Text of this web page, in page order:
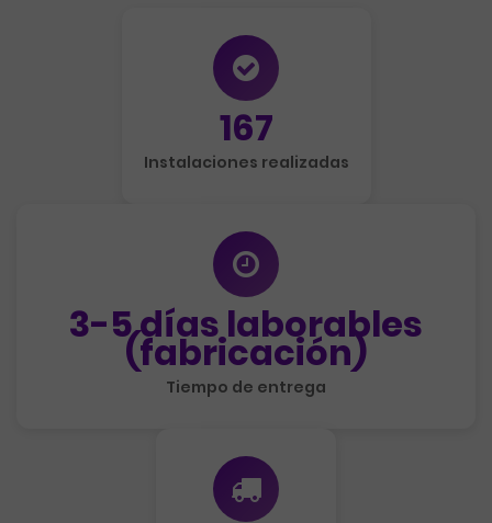
167
Instalaciones realizadas
3-5 días laborables
(fabricación)
Tiempo de entrega